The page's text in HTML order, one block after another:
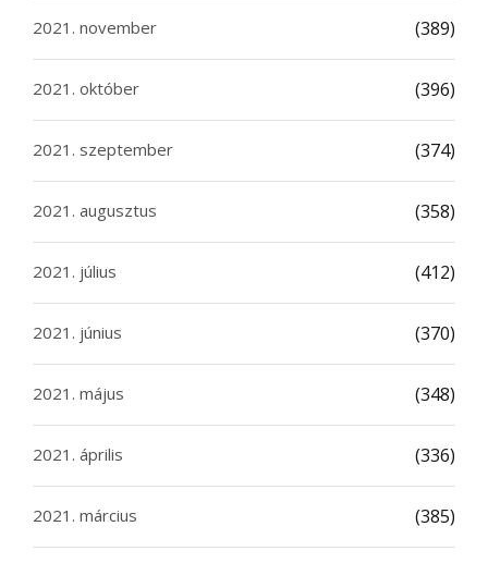
2021. november (389)
2021. október (396)
2021. szeptember (374)
2021. augusztus (358)
2021. július (412)
2021. június (370)
2021. május (348)
2021. április (336)
2021. március (385)